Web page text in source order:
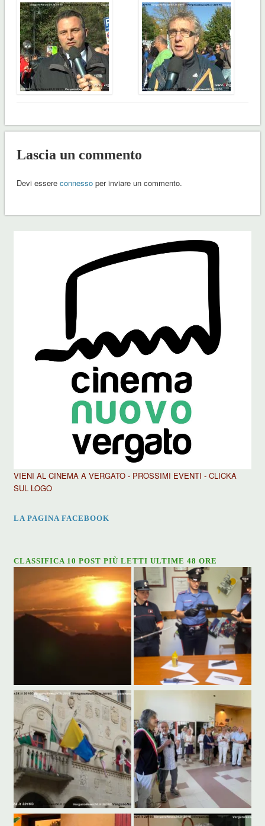
Lascia un commento
Devi essere connessoper inviare un commento.
VIENI AL CINEMA A VERGATO - PROSSIMI EVENTI - CLICKA
SUL LOGO
LA PAGINA FACEBOOK
CLASSIFICA 10 POST PIÙ LETTI ULTIME 48 ORE